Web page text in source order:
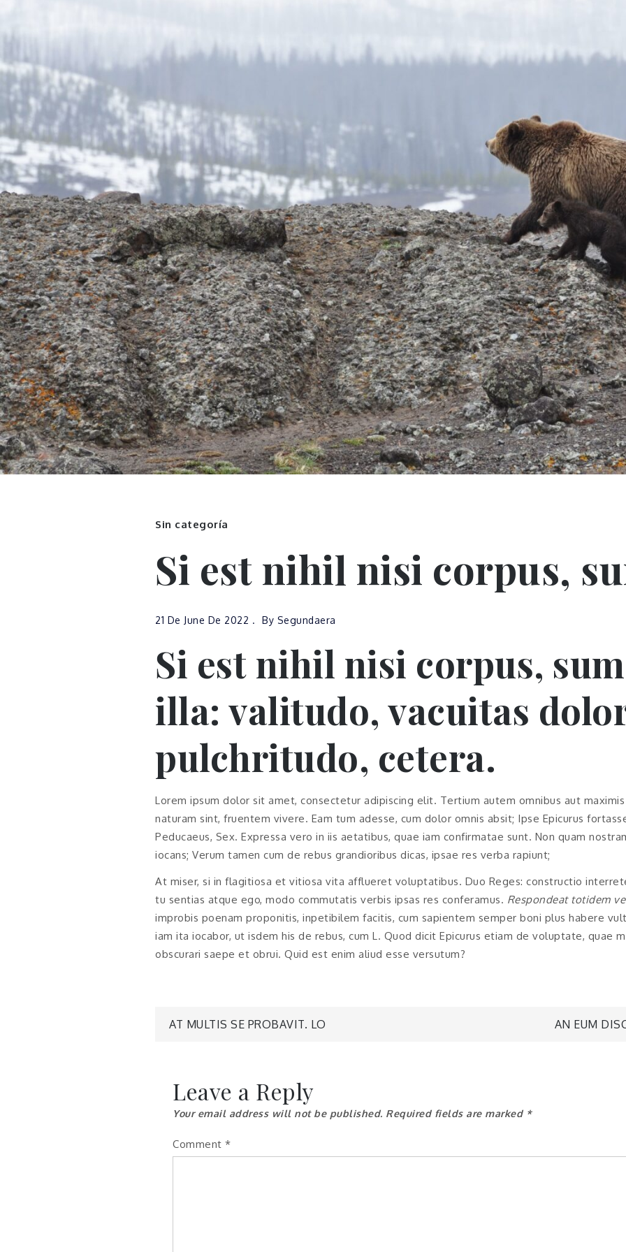
Sin categoría
Si est nihil nisi corpus,
21 De June De 2022 By Segundaera
Si est nihil nisi corpus,
illa: valitudo, vacuitas
pulchritudo, cetera.
Lorem ipsum dolor sit amet, consectetur adipiscing elit. Tertium autem omnibus aut
naturam sint, fruentem vivere. Eam tum adesse, cum dolor omnis absit; Ipse Epicurus
Peducaeus, Sex. Expressa vero in iis aetatibus, quae iam confirmatae sunt. Non quam
iocans; Verum tamen cum de rebus grandioribus dicas, ipsae res verba rapiunt;
At miser, si in flagitiosa et vitiosa vita afflueret voluptatibus. Duo Reges: constructio
tu sentias atque ego, modo commutatis verbis ipsas res conferamus. Respondeat totidem
improbis poenam proponitis, inpetibilem facitis, cum sapientem semper boni plus habere
iam ita iocabor, ut isdem his de rebus, cum L. Quod dicit Epicurus etiam de voluptate, quae
obscurari saepe et obrui. Quid est enim aliud esse versutum?
Post
AT MULTIS SE PROBAVIT. LO AN EUM
Leave a Reply
Your email address will not be published. Required fields are marked *
Comment *